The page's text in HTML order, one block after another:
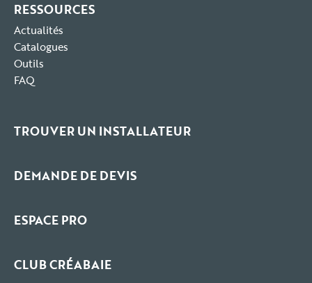
RESSOURCES
Actualités
Catalogues
Outils
FAQ
TROUVER UN INSTALLATEUR
DEMANDE DE DEVIS
ESPACE PRO
CLUB CRÉABAIE